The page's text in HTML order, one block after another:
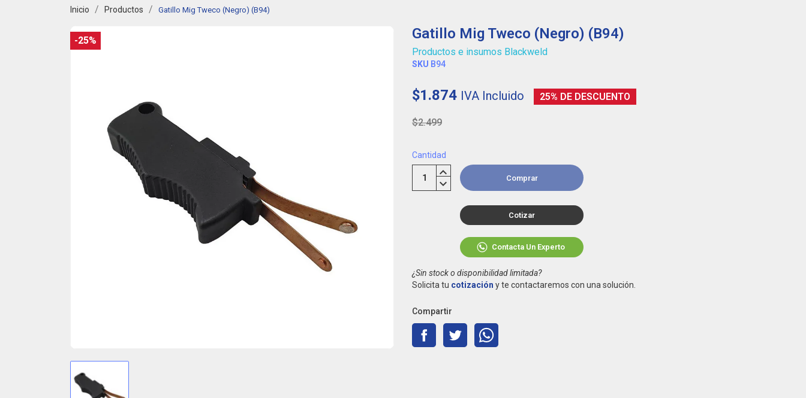
Inicio Productos Gatillo Mig Tweco (Negro) (B94)
-25% Gatillo Mig Tweco (Negro) (B94)
Productos e insumos Blackweld
SKU B94
$1.874 IVA Incluido 25% DE DESCUENTO
$2.499
Cantidad
Comprar
Cotizar
Contacta Un Experto
¿Sin stock o disponibilidad limitada?
Solicita tu cotización y te contactaremos con una solución.
Compartir